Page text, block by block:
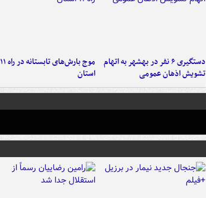
دستگیری ۶ نفر در بهشهر به اتهام
تشویش اذهان عمومی
موج بارش‌های تابستانه در راه ۱۱
استان